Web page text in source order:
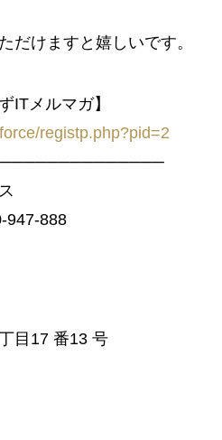
だけますと嬉しいです。
ITメルマガ】
registp.php?pid=2
947-888
目17 番13 号